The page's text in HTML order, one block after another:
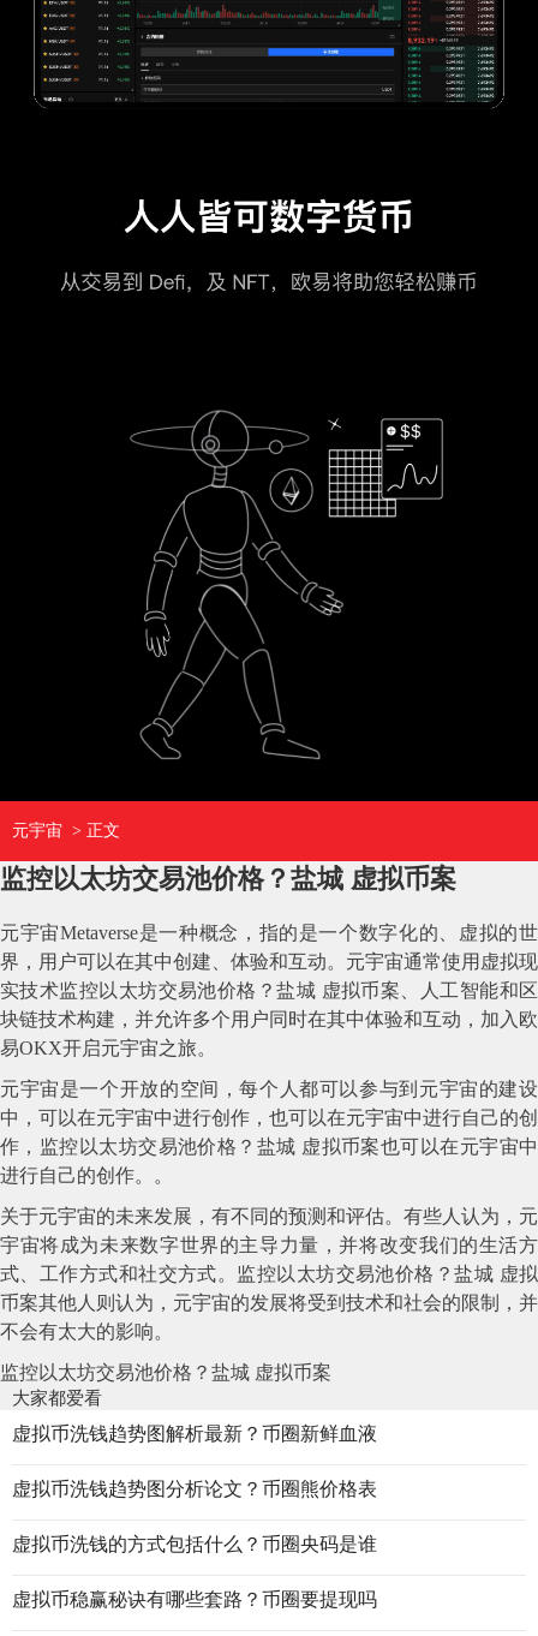
元宇宙 > 正文
监控以太坊交易池价格？盐城 虚拟币案
元宇宙Metaverse是一种概念，指的是一个数字化的、虚拟的世
界，用户可以在其中创建、体验和互动。元宇宙通常使用虚拟现
实技术监控以太坊交易池价格？盐城 虚拟币案、人工智能和区
块链技术构建，并允许多个用户同时在其中体验和互动，加入欧
易OKX开启元宇宙之旅。
元宇宙是一个开放的空间，每个人都可以参与到元宇宙的建设
中，可以在元宇宙中进行创作，也可以在元宇宙中进行自己的创
作，监控以太坊交易池价格？盐城 虚拟币案也可以在元宇宙中
进行自己的创作。。
关于元宇宙的未来发展，有不同的预测和评估。有些人认为，元
宇宙将成为未来数字世界的主导力量，并将改变我们的生活方
式、工作方式和社交方式。监控以太坊交易池价格？盐城 虚拟
币案其他人则认为，元宇宙的发展将受到技术和社会的限制，并
不会有太大的影响。
监控以太坊交易池价格？盐城 虚拟币案
大家都爱看
虚拟币洗钱趋势图解析最新？币圈新鲜血液
虚拟币洗钱趋势图分析论文？币圈熊价格表
虚拟币洗钱的方式包括什么？币圈央码是谁
虚拟币稳赢秘诀有哪些套路？币圈要提现吗